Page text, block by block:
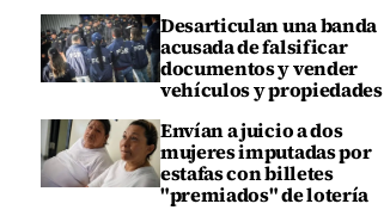
Desarticulan una banda
acusada de falsificar
documentos y vender
vehículos y propiedades
Envían a juicio a dos
mujeres imputadas por
estafas con billetes
"premiados" de lotería